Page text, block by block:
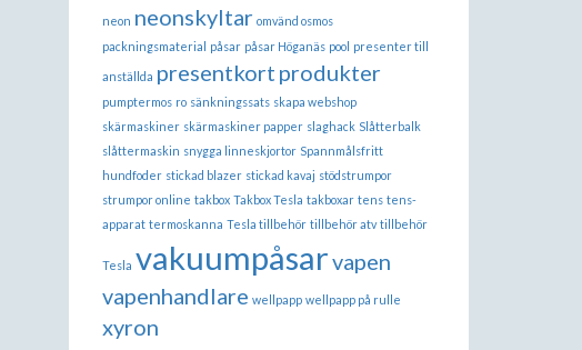
neon neonskyltar omvänd osmos
packningsmaterial påsar påsar Höganäs pool presenter till
anställda presentkort produkter
pumptermos ro sänkningssats skapa webshop
skärmaskiner skärmaskiner papper slaghack Slåtterbalk
slåttermaskin snygga linneskjortor Spannmålsfritt
hundfoder stickad blazer stickad kavaj stödstrumpor
strumpor online takbox Takbox Tesla takboxar tens tens-
apparat termoskanna Tesla tillbehör tillbehör atv tillbehör
Tesla vakuumpåsarvapen
vapenhandlare wellpapp wellpapp på rulle
xyron